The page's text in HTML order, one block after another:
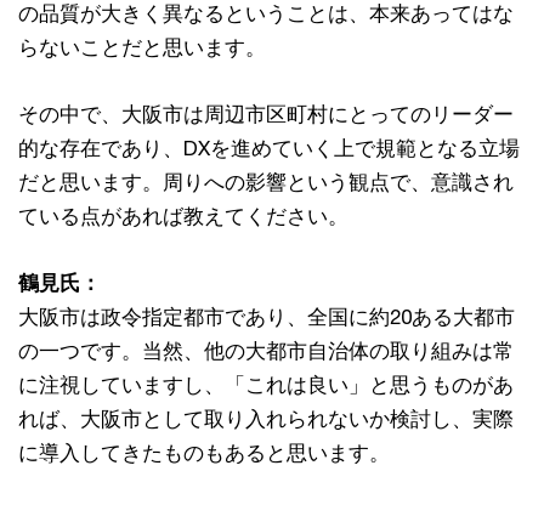
の品質が大きく異なるということは、本来あってはな
らないことだと思います。
その中で、大阪市は周辺市区町村にとってのリーダー
的な存在であり、DXを進めていく上で規範となる立場
だと思います。周りへの影響という観点で、意識され
ている点があれば教えてください。
鶴見氏：
大阪市は政令指定都市であり、全国に約20ある大都市
の一つです。当然、他の大都市自治体の取り組みは常
に注視していますし、「これは良い」と思うものがあ
れば、大阪市として取り入れられないか検討し、実際
に導入してきたものもあると思います。